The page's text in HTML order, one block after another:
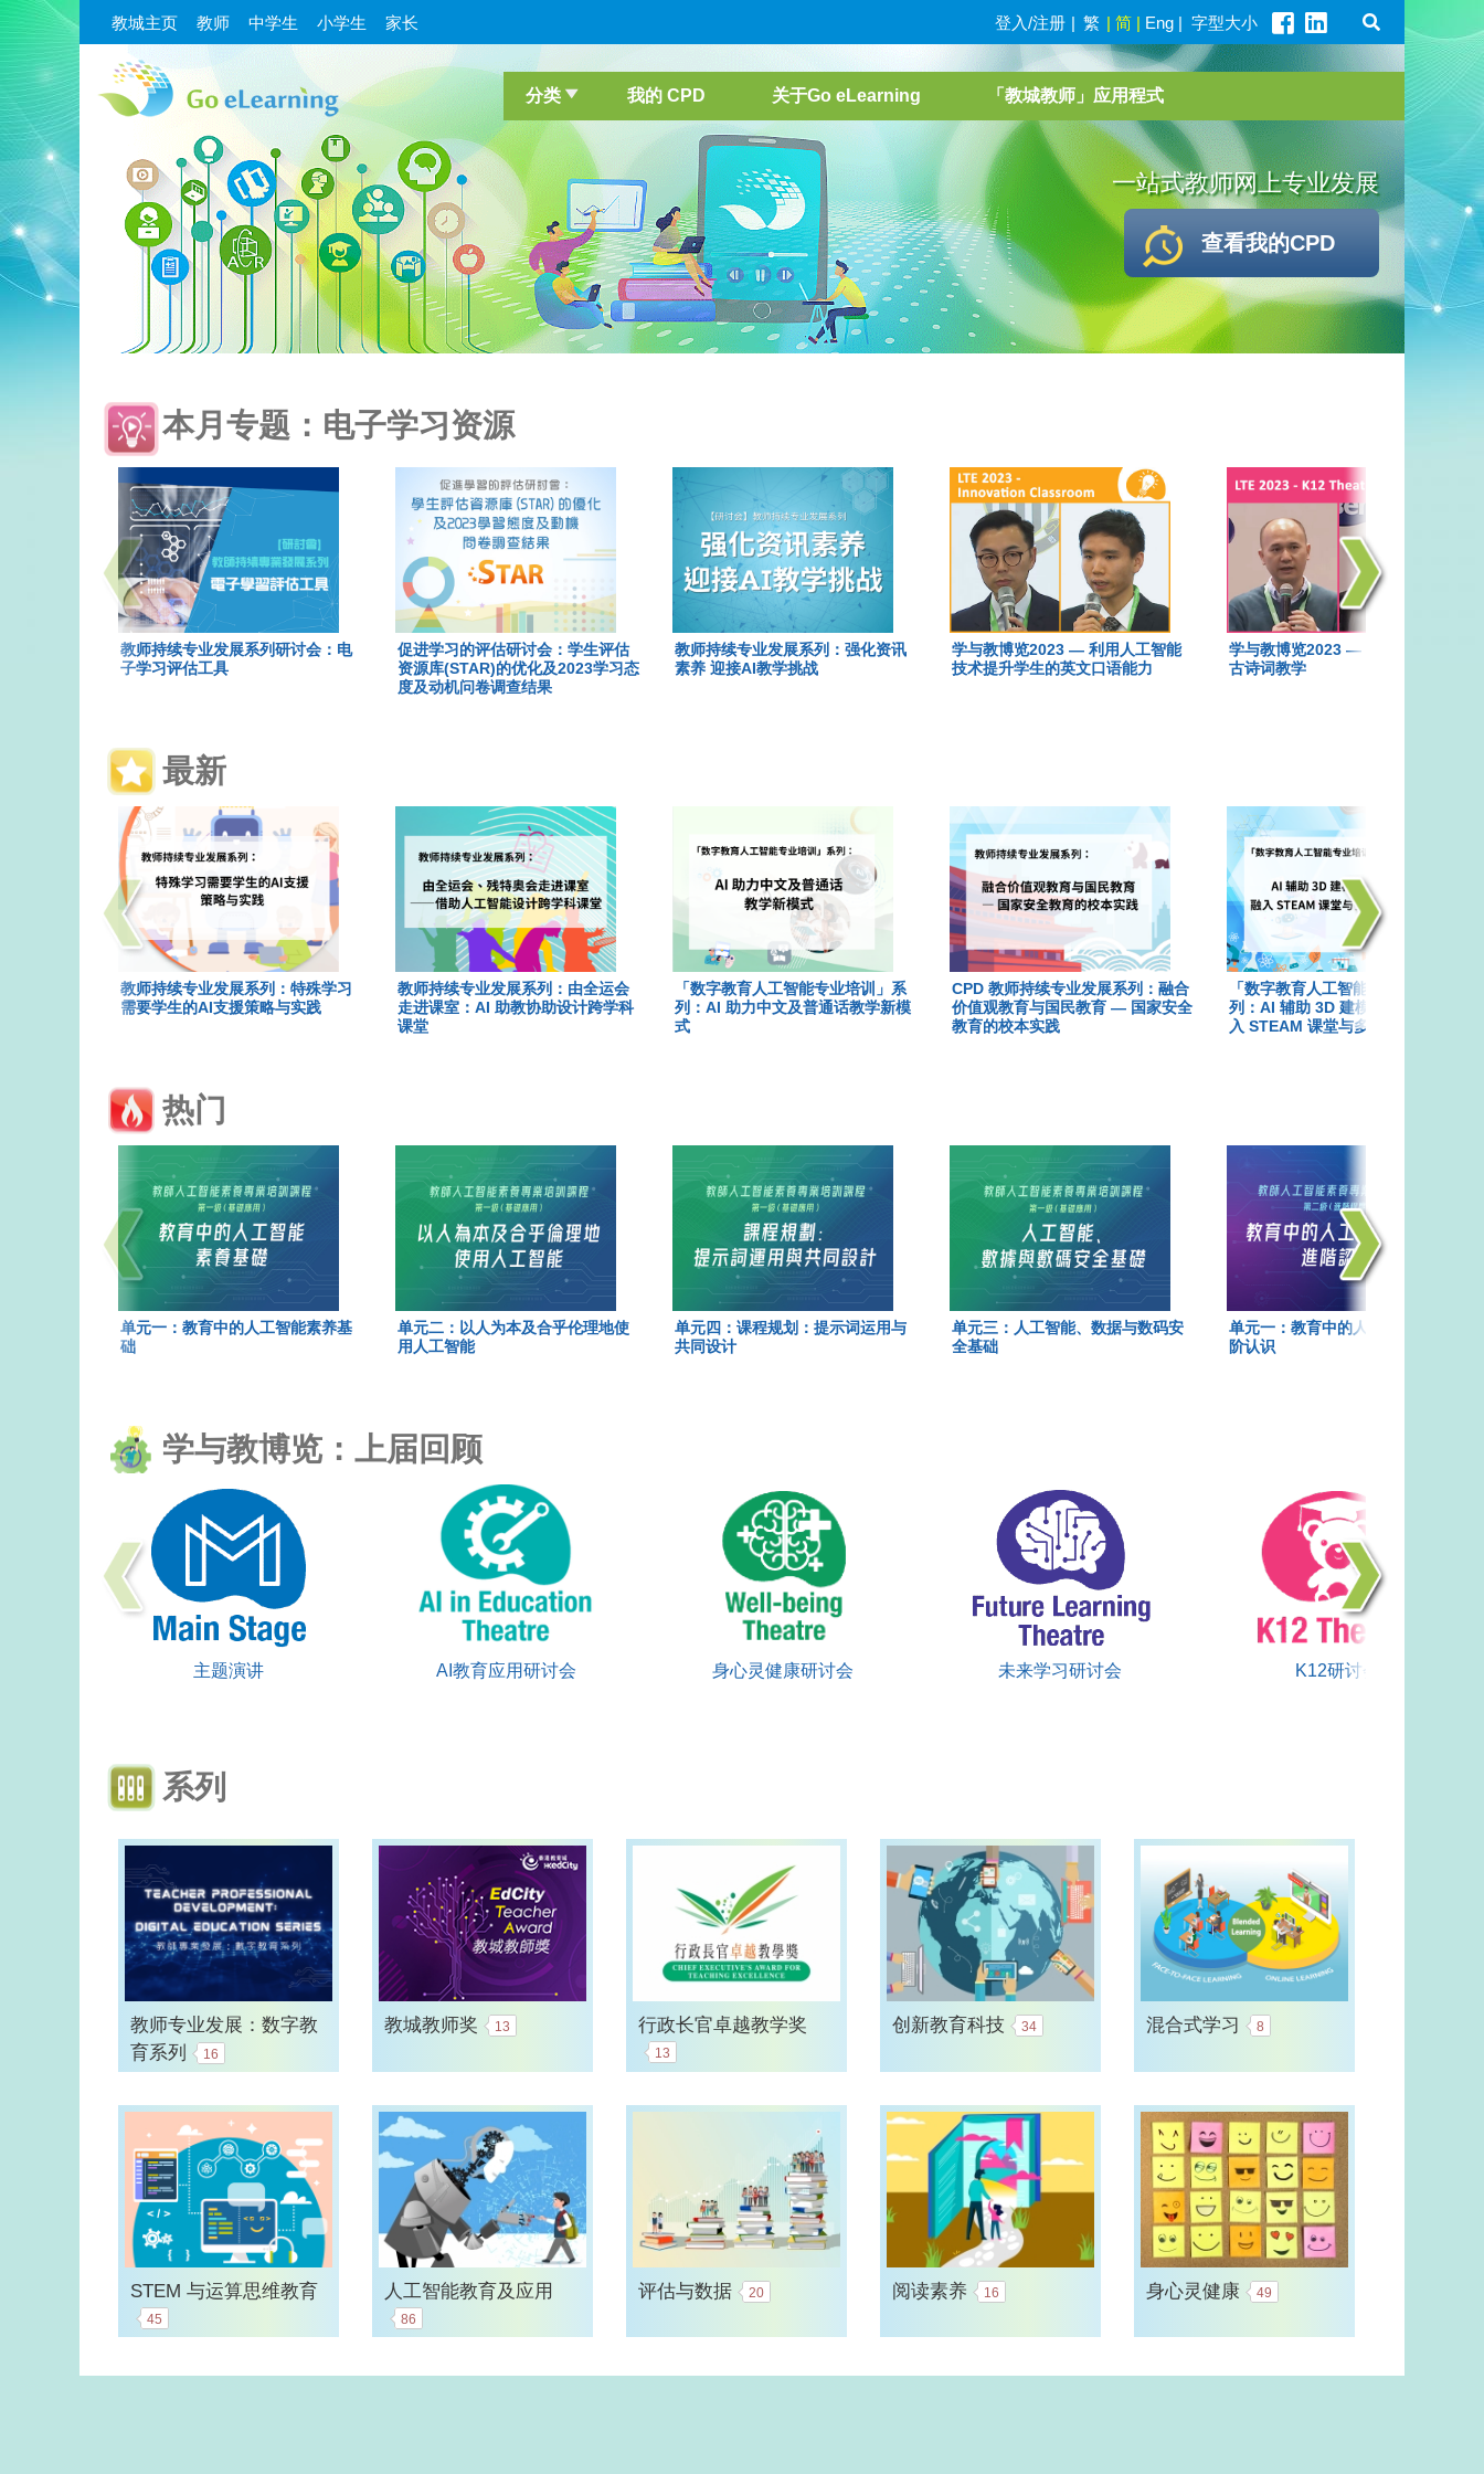
教城主页 教师 中学生 小学生 家长 登入/注册 | 繁 | 简 | Eng | 字型大小
分类 我的 CPD 关于Go eLearning 「教城教师」应用程式
一站式教师网上专业发展
查看我的CPD
本月专题：电子学习资源
教师持续专业发展系列研讨会：电
子学习评估工具
促进学习的评估研讨会：学生评估
资源库(STAR)的优化及2023学习态
度及动机问卷调查结果
教师持续专业发展系列：强化资讯
素养 迎接AI教学挑战
学与教博览2023 — 利用人工智能
技术提升学生的英文口语能力
学与教博览2023 — 带入AI元素的
古诗词教学
最新
教师持续专业发展系列：特殊学习
需要学生的AI支援策略与实践
教师持续专业发展系列：由全运会
走进课室：AI 助教协助设计跨学科
课堂
「数字教育人工智能专业培训」系
列：AI 助力中文及普通话教学新模
式
CPD 教师持续专业发展系列：融合
价值观教育与国民教育 — 国家安全
教育的校本实践
「数字教育人工智能专业培训」系
列：AI 辅助 3D 建模教学实践 — 融
入 STEAM 课堂与多元学习需要
热门
单元一：教育中的人工智能素养基
础
单元二：以人为本及合乎伦理地使
用人工智能
单元四：课程规划：提示词运用与
共同设计
单元三：人工智能、数据与数码安
全基础
单元一：教育中的人工智能系统进
阶认识
学与教博览：上届回顾
主题演讲 AI教育应用研讨会 身心灵健康研讨会 未来学习研讨会 K12研讨会
系列
教师专业发展：数字教
育系列
16
教城教师奖 13 行政长官卓越教学奖
13
创新教育科技 34 混合式学习 8
STEM 与运算思维教育
45
人工智能教育及应用
86
评估与数据 20 阅读素养 16 身心灵健康 49